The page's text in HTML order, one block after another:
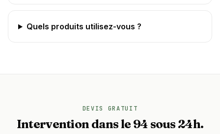
Quels produits utilisez-vous ?
DEVIS GRATUIT
Intervention dans le 94 sous 24h.